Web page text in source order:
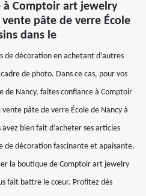
à Comptoir art jewelry
pâte de verre École
dans le
de décoration en achetant d’autres
de photo. Dans ce cas, pour vos
de Nancy, faites confiance à Comptoir
pâte de verre École de Nancy à
avez bien fait d’acheter ses articles
de décoration fascinante et apaisante.
la boutique de Comptoir art jewelry
fait battre le cœur. Profitez dès